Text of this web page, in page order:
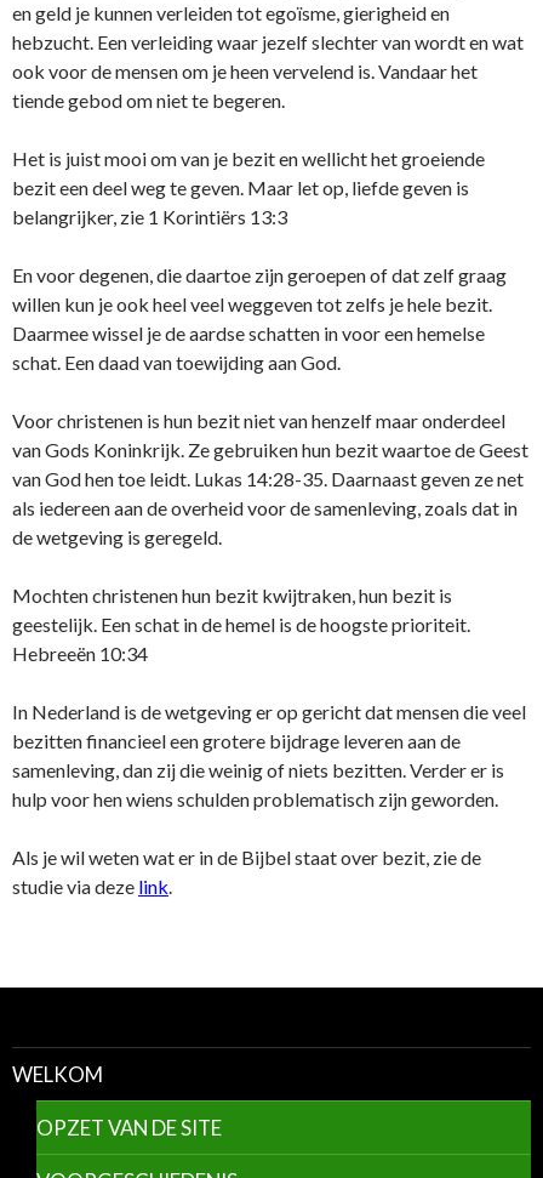
en geld je kunnen verleiden tot egoïsme, gierigheid en
hebzucht. Een verleiding waar jezelf slechter van wordt en wat
ook voor de mensen om je heen vervelend is. Vandaar het
tiende gebod om niet te begeren.
Het is juist mooi om van je bezit en wellicht het groeiende
bezit een deel weg te geven. Maar let op, liefde geven is
belangrijker, zie 1 Korintiërs 13:3
En voor degenen, die daartoe zijn geroepen of dat zelf graag
willen kun je ook heel veel weggeven tot zelfs je hele bezit.
Daarmee wissel je de aardse schatten in voor een hemelse
schat. Een daad van toewijding aan God.
Voor christenen is hun bezit niet van henzelf maar onderdeel
van Gods Koninkrijk. Ze gebruiken hun bezit waartoe de Geest
van God hen toe leidt. Lukas 14:28-35. Daarnaast geven ze net
als iedereen aan de overheid voor de samenleving, zoals dat in
de wetgeving is geregeld.
Mochten christenen hun bezit kwijtraken, hun bezit is
geestelijk. Een schat in de hemel is de hoogste prioriteit.
Hebreeën 10:34
In Nederland is de wetgeving er op gericht dat mensen die veel
bezitten financieel een grotere bijdrage leveren aan de
samenleving, dan zij die weinig of niets bezitten. Verder er is
hulp voor hen wiens schulden problematisch zijn geworden.
Als je wil weten wat er in de Bijbel staat over bezit, zie de
studie via deze link.
WELKOM
OPZET VAN DE SITE